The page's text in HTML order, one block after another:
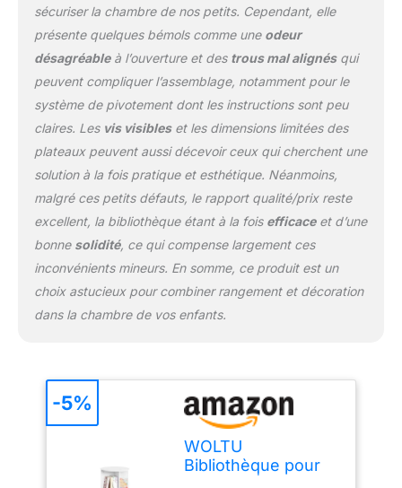
par pulvérisation, la
petite bibliothèque est
entretenir. Tous les coins
sont arrondis pour la
sécurité des enfants
Assemblage Facile : Avec
numérotés et des
instructions illustrées, le
rangement livre enfant
est facile à assembler
sécuriser la chambre de nos petits. Cependant, elle
présente quelques bémols comme une odeur
désagréableà l’ouverture et des trous mal alignésqui
peuvent compliquer l’assemblage, notamment pour le
système de pivotement dont les instructions sont peu
claires. Les vis visibleset les dimensions limitées des
plateaux peuvent aussi décevoir ceux qui cherchent une
solution à la fois pratique et esthétique. Néanmoins,
malgré ces petits défauts, le rapport qualité/prix reste
excellent, la bibliothèque étant à la fois efficaceet d’une
bonne solidité, ce qui compense largement ces
inconvénients mineurs. En somme, ce produit est un
choix astucieux pour combiner rangement et décoration
dans la chambre de vos enfants.
WOLTU
Bibliothèque pour
-5%